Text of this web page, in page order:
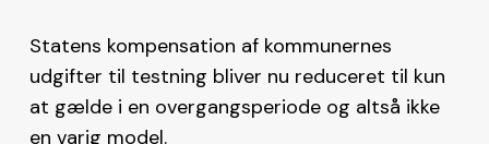
Statens kompensation af kommunernes
udgifter til testning bliver nu reduceret til kun
at gælde i en overgangsperiode og altså ikke
en varig model.